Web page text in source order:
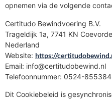
opnemen via de volgende
Certitudo Bewindvoering B.V.
Trageldijk 1a, 7741 KN
Nederland
Website: https://
Email: info@certitudobewind.nl
Telefoonnummer: 0524-855384
Dit Cookiebeleid is